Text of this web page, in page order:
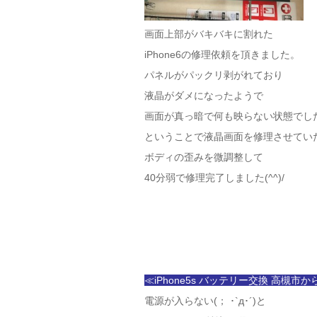
画面上部がバキバキに割れた
iPhone6の修理依頼を頂きました。
パネルがパックリ剥がれており
液晶がダメになったようで
画面が真っ暗で何も映らない状態でし
ということで液晶画面を修理させてい
ボディの歪みを微調整して
40分弱で修理完了しました(^^)/
≪iPhone5s バッテリー交換 高槻市か
電源が入らない(； ･`д･´)と